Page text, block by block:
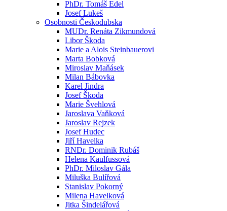
PhDr. Tomáš Edel
Josef Lukeš
Osobnosti Českodubska
MUDr. Renáta Zikmundová
Libor Škoda
Marie a Alois Steinbauerovi
Marta Bobková
Miroslav Maňásek
Milan Bábovka
Karel Jindra
Josef Škoda
Marie Švehlová
Jaroslava Vaňková
Jaroslav Rejzek
Josef Hudec
Jiří Havelka
RNDr. Dominik Rubáš
Helena Kaulfussová
PhDr. Miloslav Gála
Miluška Bulířová
Stanislav Pokorný
Milena Havelková
Jitka Šindelářová